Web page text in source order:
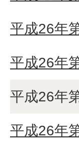
平成26年
平成26年
平成26年
平成26年